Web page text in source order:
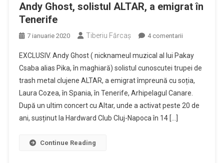
Andy Ghost, solistul ALTAR, a emigrat în
Tenerife
7 ianuarie 2020 Tiberiu Fărcaş 4 comentariila
Ghost,
solistul
ALTAR,
a
emigrat
EXCLUSIV. Andy Ghost ( nicknameul muzical al lui Pakay
Csaba alias Pika, în maghiară) solistul cunoscutei trupei de
trash metal clujene ALTAR, a emigrat împreună cu soția,
Laura Cozea, în Spania, în Tenerife, Arhipelagul Canare.
După un ultim concert cu Altar, unde a activat peste 20 de
ani, susținut la Hardward Club Cluj-Napoca în 14 […]
Continue Reading